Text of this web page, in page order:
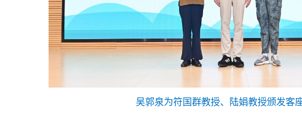
吴郭泉为符国群教授、陆娟教授颁发客